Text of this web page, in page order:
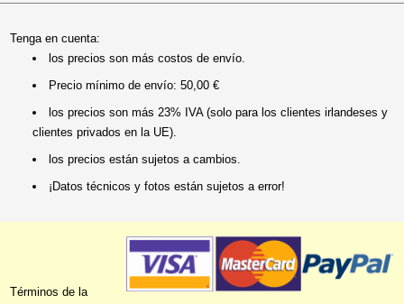
Tenga en cuenta:
los precios son más costos de envío.
Precio mínimo de envío: 50,00 €
los precios son más 23% IVA (solo para los clientes irlandeses y
clientes privados en la UE).
los precios están sujetos a cambios.
¡Datos técnicos y fotos están sujetos a error!
Términos de la